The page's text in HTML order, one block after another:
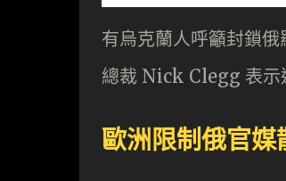
有烏克蘭人呼籲封鎖
總裁 Nick Clegg 表示
歐洲限制俄官媒